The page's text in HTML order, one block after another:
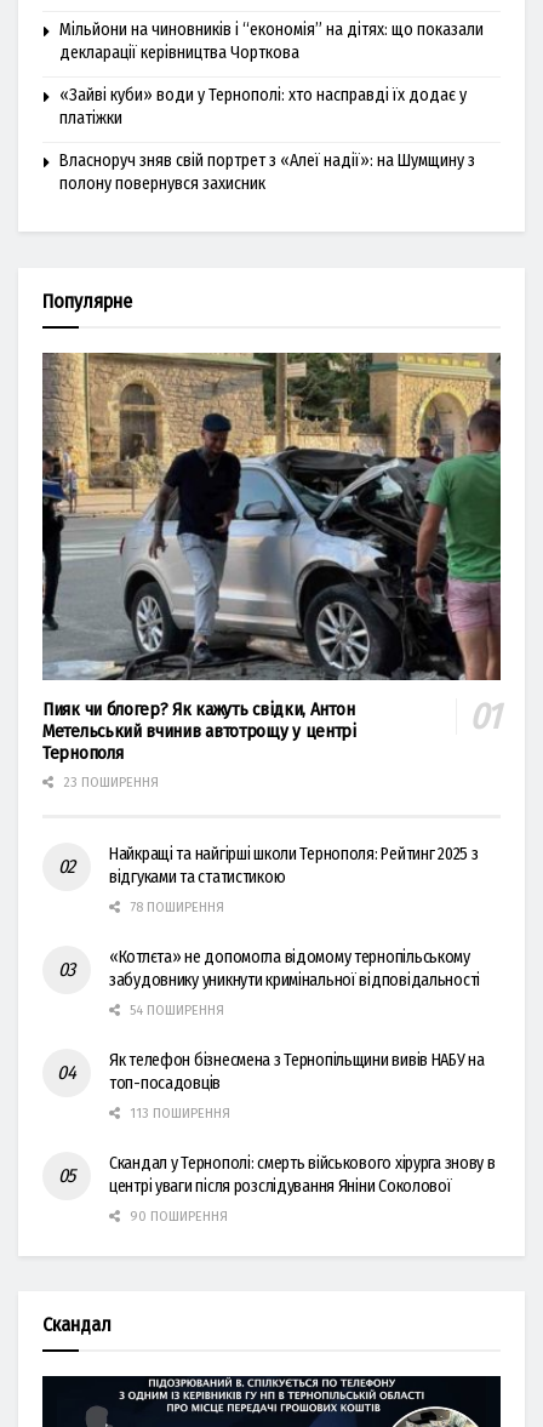
Мільйони на чиновників і “економія” на дітях: що показали
декларації керівництва Чорткова
«Зайві куби» води у Тернополі: хто насправді їх додає у
платіжки
Власноруч зняв свій портрет з «Алеї надії»: на Шумщину з
полону повернувся захисник
Популярне
Пияк чи блогер? Як кажуть свідки, Антон
Метельський вчинив автотрощу у центрі
Тернополя
23 ПОШИРЕННЯ
Найкращі та найгірші школи Тернополя: Рейтинг 2025 з
відгуками та статистикою
78 ПОШИРЕННЯ
«Котлєта» не допомогла відомому тернопільському
забудовнику уникнути кримінальної відповідальності
54 ПОШИРЕННЯ
Як телефон бізнесмена з Тернопільщини вивів НАБУ на
топ-посадовців
113 ПОШИРЕННЯ
Скандал у Тернополі: смерть військового хірурга знову в
центрі уваги після розслідування Яніни Соколової
90 ПОШИРЕННЯ
Скандал